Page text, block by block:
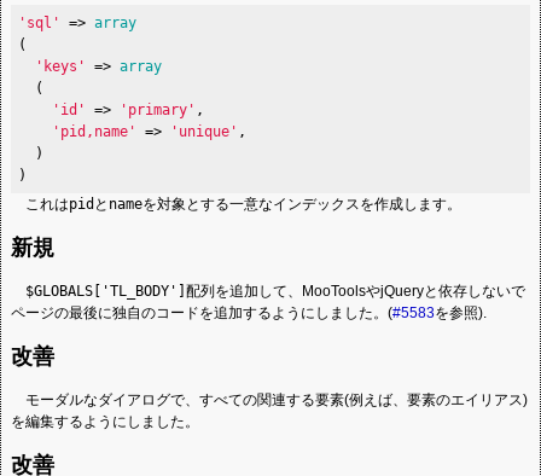
'sql' => array
(
'keys'
=> array
  (
'id'
=> 'primary' ,
'pid,name'
=> 'unique' ,
  )
)
これはpid と nameを対象とする一意なインデックスを作成します。
新規
$GLOBALS['TL_BODY']配列を追加して、MooToolsやjQueryと依存しないで
ページの最後に独自のコードを追加するようにしました。(#5583を参照).
改善
モーダルなダイアログで、すべての関連する要素(例えば、要素のエイリアス)
を編集するようにしました。
改善